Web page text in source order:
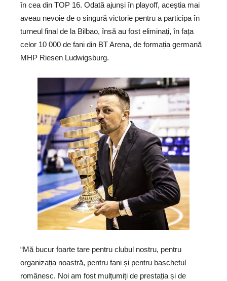
în cea din TOP 16. Odată ajunși în playoff, aceștia mai
aveau nevoie de o singură victorie pentru a participa în
turneul final de la Bilbao, însă au fost eliminați, în fața
celor 10 000 de fani din BT Arena, de formația germană
MHP Riesen Ludwigsburg.
“Mă bucur foarte tare pentru clubul nostru, pentru
organizația noastră, pentru fani și pentru baschetul
românesc. Noi am fost mulțumiți de prestația și de